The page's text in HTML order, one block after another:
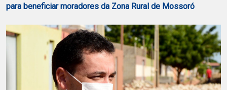
para beneficiar moradores da Zona Rural de Mossoró